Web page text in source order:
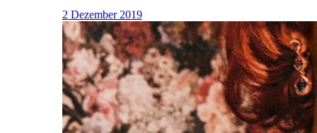
2 Dezember 2019